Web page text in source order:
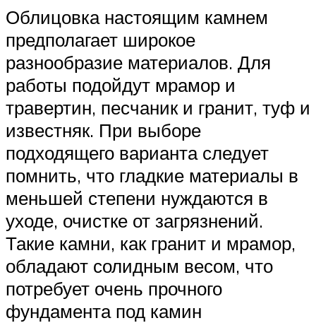
Облицовка настоящим камнем
предполагает широкое
разнообразие материалов. Для
работы подойдут мрамор и
травертин, песчаник и гранит, туф и
известняк. При выборе
подходящего варианта следует
помнить, что гладкие материалы в
меньшей степени нуждаются в
уходе, очистке от загрязнений.
Такие камни, как гранит и мрамор,
обладают солидным весом, что
потребует очень прочного
фундамента под камин